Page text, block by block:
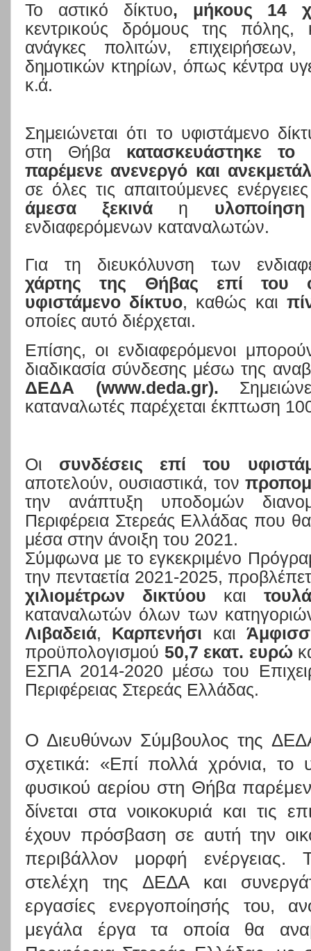
Το αστικό δίκτυο, μήκους 14
κεντρικούς δρόμους της πόλης,
ανάγκες πολιτών,
δημοτικών κτηρίων, όπως κέντρα
κ.ά.
Σημειώνεται ότι το υφιστάμενο
στη Θήβα κατασκευάστηκε
παρέμενε ανενεργό και
σε όλες τις απαιτούμενες
άμεσα ξεκινά η
ενδιαφερόμενων καταναλωτών.
Για τη διευκόλυνση των
χάρτης της Θήβας επί του
υφιστάμενο δίκτυο, καθώς και
οποίες αυτό διέρχεται.
Επίσης, οι ενδιαφερόμενοι
διαδικασία σύνδεσης μέσω της
ΔΕΔΑ (www.deda.gr).
καταναλωτές παρέχεται έκπτωση
Οι συνδέσεις
επί του
αποτελούν, ουσιαστικά, τον
την ανάπτυξη υποδομών
Περιφέρεια Στερεάς Ελλάδας που
μέσα στην άνοιξη του 2021.
Σύμφωνα με το εγκεκριμένο
την πενταετία 2021-2025,
χιλιομέτρων δικτύου και
καταναλωτών όλων των
Λιβαδειά, Καρπενήσι και
προϋπολογισμού 50,7 εκατ. ευρώ
ΕΣΠΑ 2014-2020 μέσω του
Περιφέρειας Στερεάς Ελλάδας.
Ο Διευθύνων Σύμβουλος της
σχετικά: «Επί πολλά χρόνια, το
φυσικού αερίου στη Θήβα
δίνεται στα νοικοκυριά και τις
έχουν πρόσβαση σε αυτή την
περιβάλλον μορφή ενέργειας.
στελέχη της ΔΕΔΑ και
εργασίες ενεργοποίησής του,
μεγάλα έργα τα οποία θα